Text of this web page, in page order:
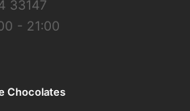
33147
- 21:00
Chocolates